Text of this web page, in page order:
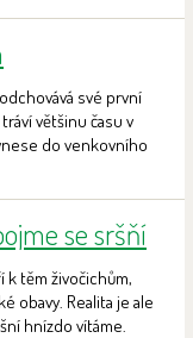
své první
většinu času v
do venkovního
se sršňí
k těm živočichům,
obavy. Realita je ale
hnízdo vítáme.